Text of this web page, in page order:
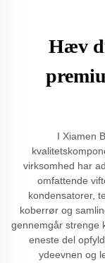
Hæv
I Xiamen
virksomhed har
omfattende
kondensatorer,
koberrør og
gennemgår strenge
eneste del
ydeevnen og